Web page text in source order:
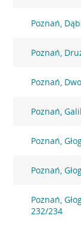
Poznań,
Poznań,
Poznań,
Poznań,
Poznań,
Poznań,
Poznań,
232/234